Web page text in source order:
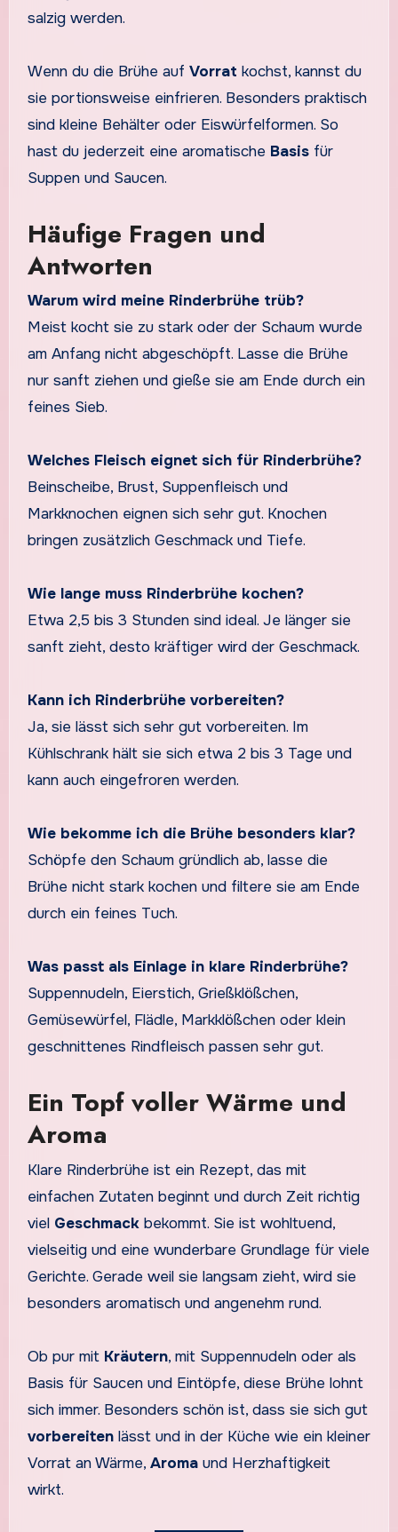
salzig werden.
Wenn du die Brühe auf Vorrat kochst, kannst du
sie portionsweise einfrieren. Besonders praktisch
sind kleine Behälter oder Eiswürfelformen. So
hast du jederzeit eine aromatische Basisfür
Suppen und Saucen.
Häufige Fragen und
Antworten
Warum wird meine Rinderbrühe trüb?
Meist kocht sie zu stark oder der Schaum wurde
am Anfang nicht abgeschöpft. Lasse die Brühe
nur sanft ziehen und gieße sie am Ende durch ein
feines Sieb.
Welches Fleisch eignet sich für Rinderbrühe?
Beinscheibe, Brust, Suppenfleisch und
Markknochen eignen sich sehr gut. Knochen
bringen zusätzlich Geschmack und Tiefe.
Wie lange muss Rinderbrühe kochen?
Etwa 2,5 bis 3 Stunden sind ideal. Je länger sie
sanft zieht, desto kräftiger wird der Geschmack.
Kann ich Rinderbrühe vorbereiten?
Ja, sie lässt sich sehr gut vorbereiten. Im
Kühlschrank hält sie sich etwa 2 bis 3 Tage und
kann auch eingefroren werden.
Wie bekomme ich die Brühe besonders klar?
Schöpfe den Schaum gründlich ab, lasse die
Brühe nicht stark kochen und filtere sie am Ende
durch ein feines Tuch.
Was passt als Einlage in klare Rinderbrühe?
Suppennudeln, Eierstich, Grießklößchen,
Gemüsewürfel, Flädle, Markklößchen oder klein
geschnittenes Rindfleisch passen sehr gut.
Ein Topf voller Wärme und
Aroma
Klare Rinderbrühe ist ein Rezept, das mit
einfachen Zutaten beginnt und durch Zeit richtig
viel Geschmackbekommt. Sie ist wohltuend,
vielseitig und eine wunderbare Grundlage für viele
Gerichte. Gerade weil sie langsam zieht, wird sie
besonders aromatisch und angenehm rund.
Ob pur mit Kräutern, mit Suppennudeln oder als
Basis für Saucen und Eintöpfe, diese Brühe lohnt
sich immer. Besonders schön ist, dass sie sich gut
vorbereitenlässt und in der Küche wie ein kleiner
Vorrat an Wärme, Aromaund Herzhaftigkeit
wirkt.